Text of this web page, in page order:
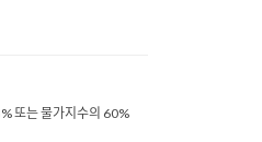
또는 물가지수의 60%